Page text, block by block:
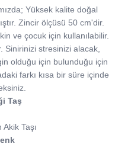
Yüksek kalite doğal
Zincir ölçüsü 50 cm'dir.
ve çocuk için kullanılabilir.
Sinirinizi stresinizi alacak,
olduğu için bulunduğu için
farkı kısa bir süre içinde
Taş
Taşı